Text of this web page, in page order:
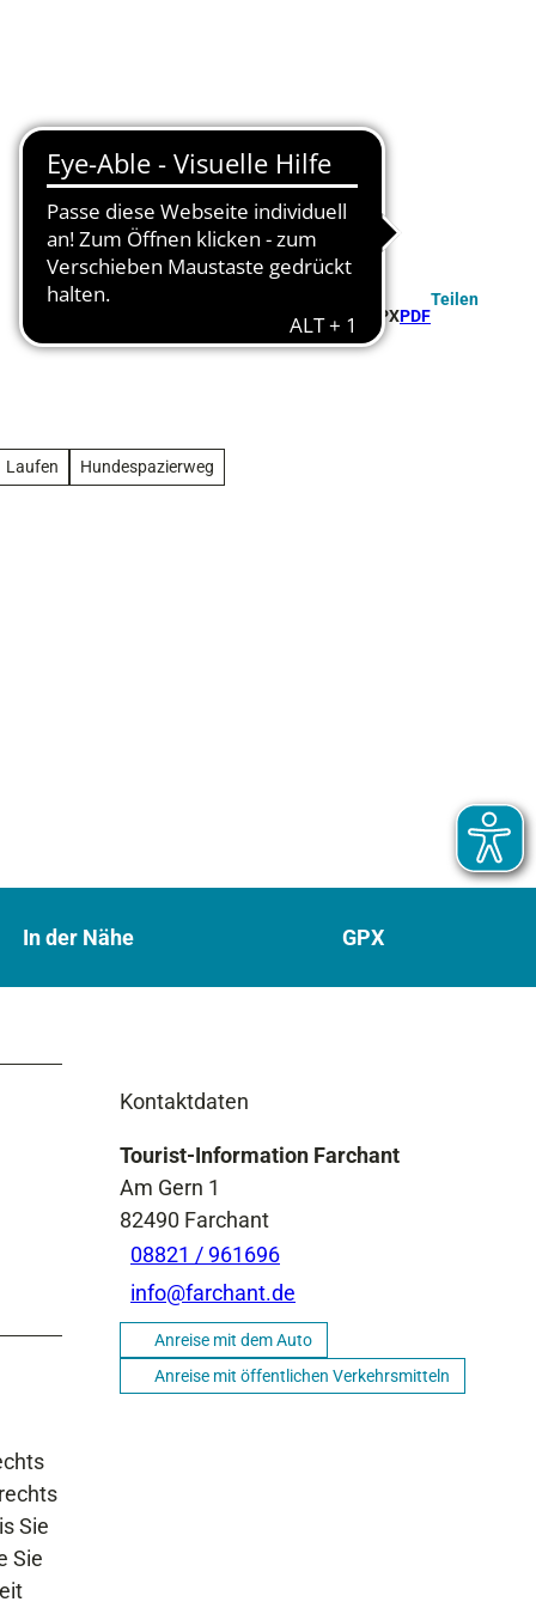
GPXPDF
Teilen
Laufen Hundespazierweg
In der Nähe GPX
Sie
Sie
Kontaktdaten
Tourist-Information Farchant
Am Gern 1
82490 Farchant
08821 / 961696
info@farchant.de
Anreise mit dem Auto
Anreise mit öffentlichen Verkehrsmitteln